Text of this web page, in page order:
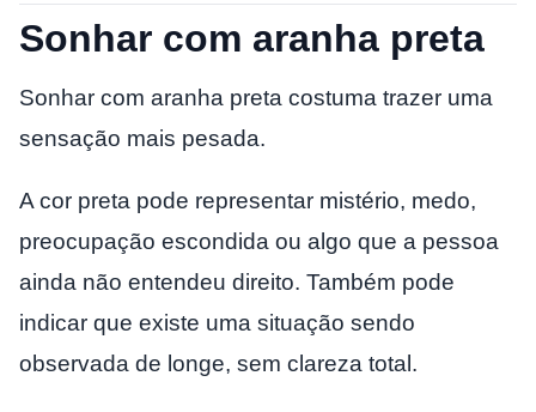
Sonhar com aranha preta
Sonhar com aranha preta costuma trazer uma
sensação mais pesada.
A cor preta pode representar mistério, medo,
preocupação escondida ou algo que a pessoa
ainda não entendeu direito. Também pode
indicar que existe uma situação sendo
observada de longe, sem clareza total.